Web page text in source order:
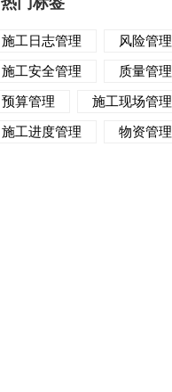
施工日志管理
风险管理
施工安全管理
质量管理
预算管理
施工现场管理
施工进度管理
物资管理